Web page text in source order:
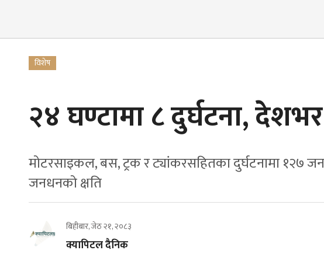
विशेष
२४ घण्टामा ८ दुर्घटना,
मोटरसाइकल, बस, ट्रक र ट्यांकरसहितका दुर्घटनामा १२७
जनधनको क्षति
बिहीबार, जेठ २१, २०८३
क्यापिटल दैनिक